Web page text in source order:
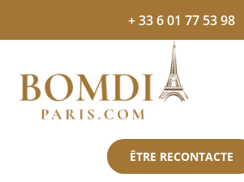
+ 33 6 01 77 53 98
ÊTRE RECONTACTE